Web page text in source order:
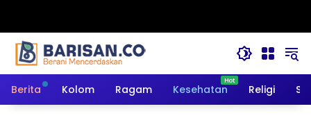
Berita Kolom Ragam Kesehatan Religi